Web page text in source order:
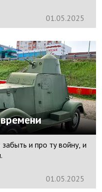
01.05.2025
и про ту войну, и
01.05.2025